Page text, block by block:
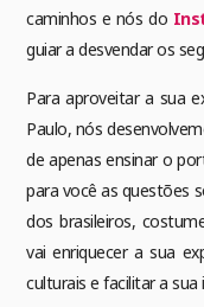
caminhos e nós do
guiar a desvendar os
Para aproveitar a sua
Paulo, nós
de apenas ensinar o
para você as questões
dos brasileiros,
vai enriquecer a sua
culturais e facilitar a